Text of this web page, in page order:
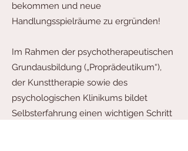
bekommen und neue
Handlungsspielräume zu ergründen!
Im Rahmen der psychotherapeutischen
Grundausbildung („Proprädeutikum“),
der Kunsttherapie sowie des
psychologischen Klinikums bildet
Selbsterfahrung einen wichtigen Schritt